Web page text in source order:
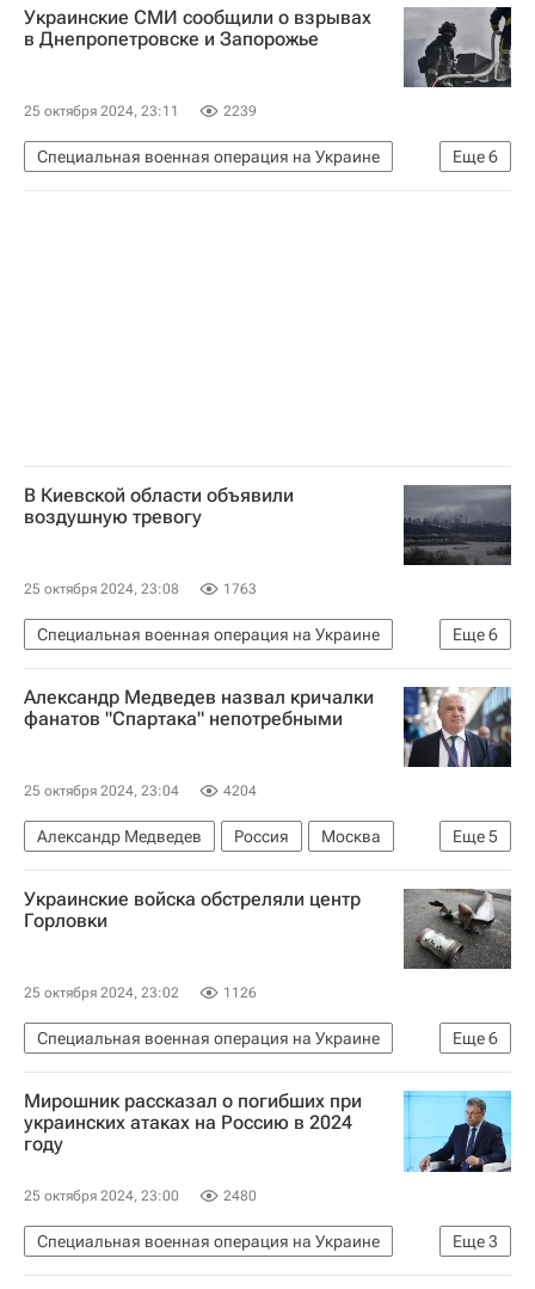
Украинские СМИ сообщили о взрывах
в Днепропетровске и Запорожье
25 октября 2024, 23:11 2239
Еще6
Специальная военная операция на Украине
Вооруженные силы РФ
В Киевской области объявили
воздушную тревогу
25 октября 2024, 23:08 1763
Еще6
Специальная военная операция на Украине
Вооруженные силы Украины
Дмитрий Песков
Киевская область
Россия
Украина
Александр Медведев назвал кричалки
фанатов "Спартака" непотребными
25 октября 2024, 23:04 4204
Еще5
Александр Медведев Россия
Москва
Спорт
Хоккей
СКА (Санкт-Петербург)
ХК Спартак (Москва)
КХЛ 2025-2026
Украинские войска обстреляли центр
Горловки
25 октября 2024, 23:02 1126
Еще6
Специальная военная операция на Украине
Горловка
Донецкая Народная Республика
Украина
СЦКК
Вооруженные силы Украины
Мирошник рассказал о погибших при
украинских атаках на Россию в 2024
году
25 октября 2024, 23:00 2480
Еще3
Специальная военная операция на Украине
Родион Мирошник
ООН Россия